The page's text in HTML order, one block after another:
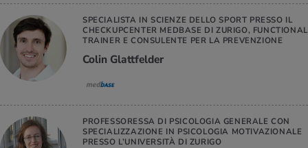
SPECIALISTA IN SCIENZE DELLO SPORT PRESSO IL
CHECKUPCENTER MEDBASE DI ZURIGO, FUNCTIONAL
TRAINER E CONSULENTE PER LA PREVENZIONE
Colin Glattfelder
PROFESSORESSA DI PSICOLOGIA GENERALE CON
SPECIALIZZAZIONE IN PSICOLOGIA MOTIVAZIONALE
PRESSO L’UNIVERSITÀ DI ZURIGO